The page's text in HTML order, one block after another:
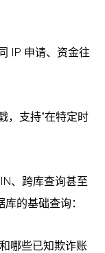
IP 申请、资金往
，支持"在特定时
、跨库查询甚至
的基础查询：
哪些已知欺诈账